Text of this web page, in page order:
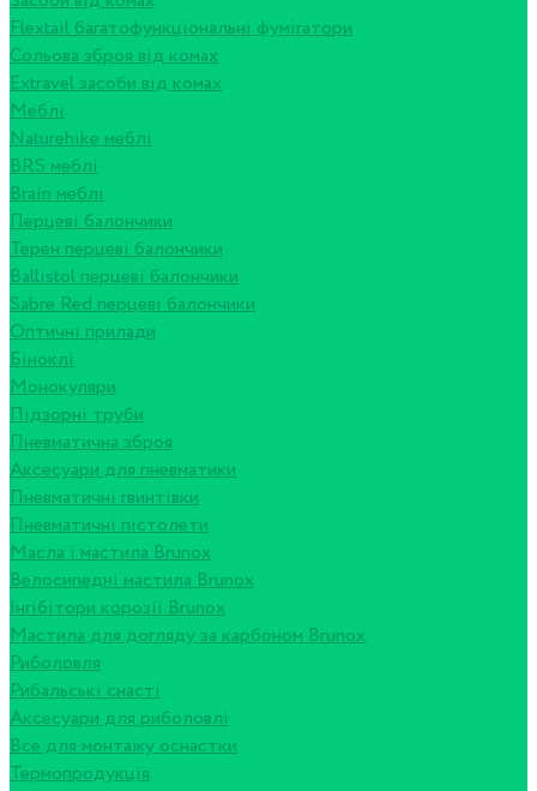
Flextail багатофункціональні фумігатори
Сольова зброя від комах
Extravel засоби від комах
Меблі
Naturehike меблі
BRS меблі
Brain меблі
Перцеві балончики
Терен перцеві балончики
Ballistol перцеві балончики
Sabre Red перцеві балончики
Оптичні прилади
Біноклі
Монокуляри
Підзорні труби
Пневматична зброя
Аксесуари для пневматики
Пневматичні гвинтівки
Пневматичні пістолети
Масла і мастила Brunox
Велосипедні мастила Brunox
Інгібітори корозії Brunox
Мастила для догляду за карбоном Brunox
Риболовля
Рибальські снасті
Аксесуари для риболовлі
Все для монтажу оснастки
Термопродукція